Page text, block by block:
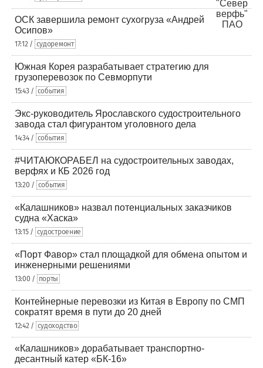
ОСК завершила ремонт сухогруза «Андрей
Осипов»
17:12 / судоремонт
Южная Корея разрабатывает стратегию для
грузоперевозок по Севморпути
15:43 / события
Экс-руководитель Ярославского судостроительного
завода стал фигурантом уголовного дела
14:34 / события
#ЧИТАЮКОРАБЕЛ на судостроительных заводах,
верфях и КБ 2026 год
13:20 / события
«Калашников» назвал потенциальных заказчиков
судна «Хаска»
13:15 / судостроение
«Порт Фавор» стал площадкой для обмена опытом и
инженерными решениями
13:00 / порты
Контейнерные перевозки из Китая в Европу по СМП
сократят время в пути до 20 дней
12:42 / судоходство
«Калашников» дорабатывает транспортно-
десантный катер «БК-16»